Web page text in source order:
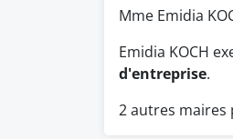
Mme Emidia
Emidia KOCH
d'entreprise.
2 autres maires